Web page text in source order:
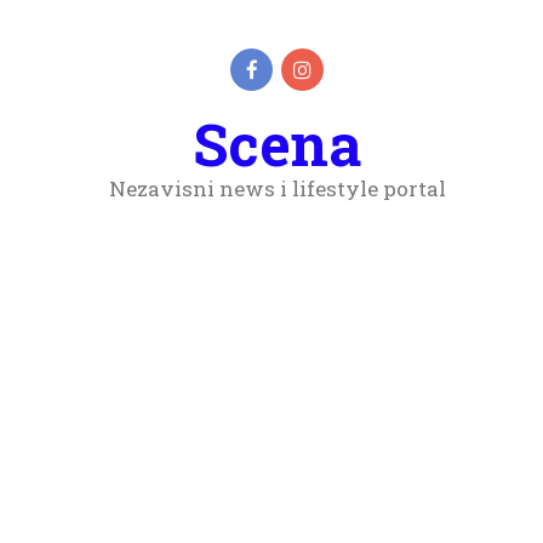
Scena
Nezavisni news i lifestyle portal